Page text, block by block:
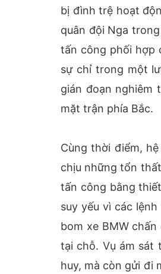
bị đình trệ hoạt
quân đội Nga
tấn công phối hợp
sự chỉ trong một
gián đoạn nghiêm
mặt trận phía Bắc.
Cùng thời điểm,
chịu những tổn
tấn công bằng
suy yếu vì các
bom xe BMW
tại chỗ. Vụ ám sát
huy, mà còn gửi đi